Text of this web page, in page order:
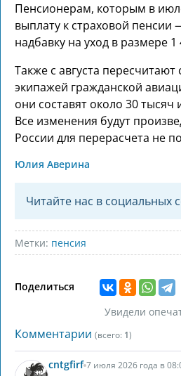
Пенсионерам, которым в
выплату к страховой пенсии
надбавку на уход в размере 1
Также с августа
экипажей гражданской
они составят около 30 тысяч
Все изменения будут
России для перерасчета не
Юлия Аверина
Читайте нас в социальных
Метки: пенсия
Поделиться
Увидели
Комментарии (всего: 1)
cntgfirf 7 июля 2026 года в